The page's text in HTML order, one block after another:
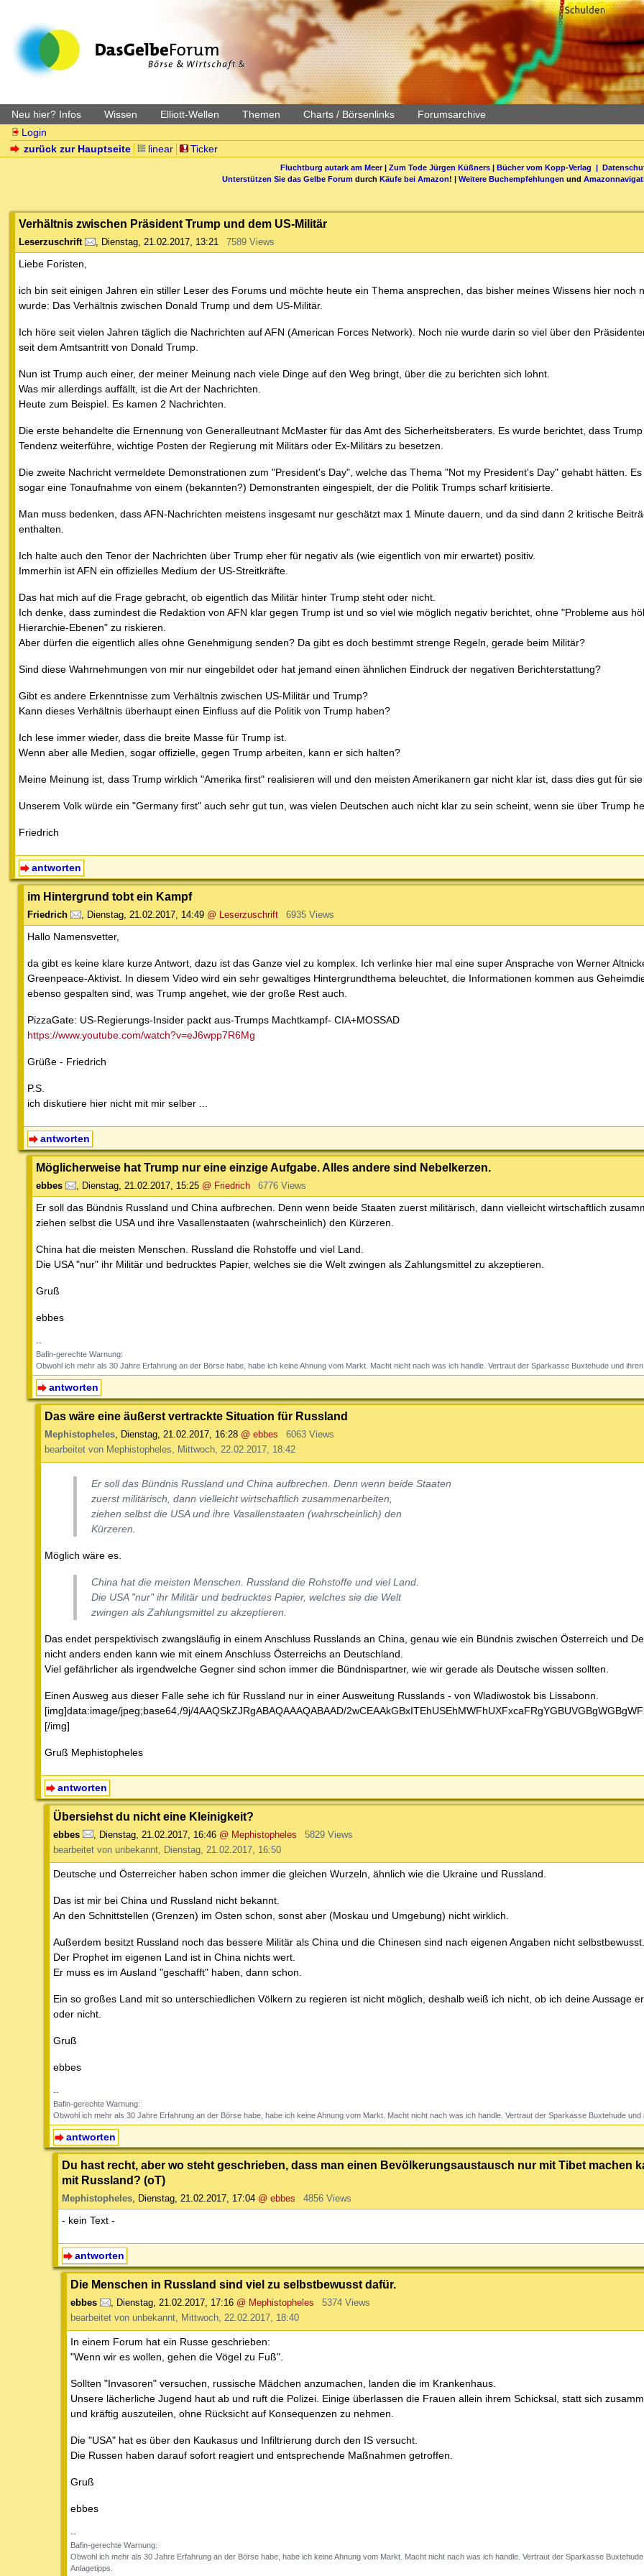
Neu hier? Infos Wissen Elliott-Wellen Themen Charts / Börsenlinks Forumsarchive
Login
zurück zur Hauptseite
linear Ticker
Fluchtburg autark am Meer| Zum Tode Jürgen Küßners| Bücher vom Kopp-Verlag |
Unterstützen Sie das Gelbe Forum durch Käufe bei Amazon! | Weitere Buchempfehlungen und
Verhältnis zwischen Präsident Trump und dem US-Militär
Leserzuschrift , Dienstag, 21.02.2017, 13:21 7589 Views
Liebe Foristen,
ich bin seit einigen Jahren ein stiller Leser des Forums und möchte heute ein Thema ansprechen, das bisher meines Wissens hier noch
wurde: Das Verhältnis zwischen Donald Trump und dem US-Militär.
Ich höre seit vielen Jahren täglich die Nachrichten auf AFN (American Forces Network). Noch nie wurde darin so viel über den
seit dem Amtsantritt von Donald Trump.
Nun ist Trump auch einer, der meiner Meinung nach viele Dinge auf den Weg bringt, über die zu berichten sich lohnt.
Was mir allerdings auffällt, ist die Art der Nachrichten.
Heute zum Beispiel. Es kamen 2 Nachrichten.
Die erste behandelte die Ernennung von Generalleutnant McMaster für das Amt des Sicherheitsberaters. Es wurde berichtet, dass
Tendenz weiterführe, wichtige Posten der Regierung mit Militärs oder Ex-Militärs zu besetzen.
Die zweite Nachricht vermeldete Demonstrationen zum "President's Day", welche das Thema "Not my President's Day" gehabt hätten.
sogar eine Tonaufnahme von einem (bekannten?) Demonstranten eingespielt, der die Politik Trumps scharf kritisierte.
Man muss bedenken, dass AFN-Nachrichten meistens insgesamt nur geschätzt max 1 Minute dauern, und da sind dann 2 kritische
enthalten.
Ich halte auch den Tenor der Nachrichten über Trump eher für negativ als (wie eigentlich von mir erwartet) positiv.
Immerhin ist AFN ein offizielles Medium der US-Streitkräfte.
Das hat mich auf die Frage gebracht, ob eigentlich das Militär hinter Trump steht oder nicht.
Ich denke, dass zumindest die Redaktion von AFN klar gegen Trump ist und so viel wie möglich negativ berichtet, ohne "Probleme aus
Hierarchie-Ebenen" zu riskieren.
Aber dürfen die eigentlich alles ohne Genehmigung senden? Da gibt es doch bestimmt strenge Regeln, gerade beim Militär?
Sind diese Wahrnehmungen von mir nur eingebildet oder hat jemand einen ähnlichen Eindruck der negativen Berichterstattung?
Gibt es andere Erkenntnisse zum Verhältnis zwischen US-Militär und Trump?
Kann dieses Verhältnis überhaupt einen Einfluss auf die Politik von Trump haben?
Ich lese immer wieder, dass die breite Masse für Trump ist.
Wenn aber alle Medien, sogar offizielle, gegen Trump arbeiten, kann er sich halten?
Meine Meinung ist, dass Trump wirklich "Amerika first" realisieren will und den meisten Amerikanern gar nicht klar ist, dass dies gut für sie
Unserem Volk würde ein "Germany first" auch sehr gut tun, was vielen Deutschen auch nicht klar zu sein scheint, wenn sie über Trump
Friedrich
antworten
im Hintergrund tobt ein Kampf
Friedrich , Dienstag, 21.02.2017, 14:49 @ Leserzuschrift 6935 Views
Hallo Namensvetter,
da gibt es keine klare kurze Antwort, dazu ist das Ganze viel zu komplex. Ich verlinke hier mal eine super Ansprache von Werner
Greenpeace-Aktivist. In diesem Video wird ein sehr gewaltiges Hintergrundthema beleuchtet, die Informationen kommen aus
ebenso gespalten sind, was Trump angehet, wie der große Rest auch.
PizzaGate: US-Regierungs-Insider packt aus-Trumps Machtkampf- CIA+MOSSAD
https://www.youtube.com/watch?v=eJ6wpp7R6Mg
Grüße - Friedrich
P.S.
ich diskutiere hier nicht mit mir selber ...
antworten
Möglicherweise hat Trump nur eine einzige Aufgabe. Alles andere sind Nebelkerzen.
ebbes , Dienstag, 21.02.2017, 15:25 @ Friedrich 6776 Views
Er soll das Bündnis Russland und China aufbrechen. Denn wenn beide Staaten zuerst militärisch, dann vielleicht wirtschaftlich
ziehen selbst die USA und ihre Vasallenstaaten (wahrscheinlich) den Kürzeren.
China hat die meisten Menschen. Russland die Rohstoffe und viel Land.
Die USA "nur" ihr Militär und bedrucktes Papier, welches sie die Welt zwingen als Zahlungsmittel zu akzeptieren.
Gruß
ebbes
--
Bafin-gerechte Warnung:
Obwohl ich mehr als 30 Jahre Erfahrung an der Börse habe, habe ich keine Ahnung vom Markt. Macht nicht nach was ich handle. Vertraut der Sparkasse Buxtehude und ihren
antworten
Das wäre eine äußerst vertrackte Situation für Russland
Mephistopheles Dienstag, 21.02.2017, 16:28 @ ebbes
6063 Views
bearbeitet von Mephistopheles, Mittwoch, 22.02.2017, 18:42
Er soll das Bündnis Russland und China aufbrechen. Denn wenn beide Staaten
zuerst militärisch, dann vielleicht wirtschaftlich zusammenarbeiten,
ziehen selbst die USA und ihre Vasallenstaaten (wahrscheinlich) den
Kürzeren.
Möglich wäre es.
China hat die meisten Menschen. Russland die Rohstoffe und viel Land.
Die USA "nur" ihr Militär und bedrucktes Papier, welches sie die Welt
zwingen als Zahlungsmittel zu akzeptieren.
Das endet perspektivisch zwangsläufig in einem Anschluss Russlands an China, genau wie ein Bündnis zwischen Österreich und
nicht anders enden kann wie mit einem Anschluss Österreichs an Deutschland.
Viel gefährlicher als irgendwelche Gegner sind schon immer die Bündnispartner, wie wir gerade als Deutsche wissen sollten.
Einen Ausweg aus dieser Falle sehe ich für Russland nur in einer Ausweitung Russlands - von Wladiwostok bis Lissabonn. [img]data:image/jpeg;base64,/9j/4AAQSkZJRgABAQAAAQABAAD/2wCEAAkGBxITEhUSEhMWFhUXFxcaFRgYGBUVGBgWGBgWFxgYFxgYHSggGBolGxUXITEhJSkrLi4uFx8zODMtNygtLisBCgoKDg0OGxAQGy0mICUuLS0tLS0tLTAtLS0tLS0tLS0rLS8tLS0tLS0tLS0tLS0tLy0tLS0tLS8tLS0tLS0tLf/AABEIAKABOwMBEQACEQEDEQH/xAAbAAEAAgMBAQAAAAAAAAAAAAAAAQMCBAUGB//EADsQAAEDAQYEBAYBAgUEAwAAAAEAAhEDBBIhMUFRBWFxkSKBobETMkLB0fBSFOEVI2KSonKCwvEGY7L/xAAaAQEAAgMBAAAAAAAAAAAAAAAAAwQBAgUG/8QAOBEAAgECBAIHBwMEAgMAAAAAAAECAxEEEiExQVEFE2FxgZHwIjKhscHR4RQVUgYjQvEzQ1Nyov/aAAwDAQACEQMRAD8A+4oAgCAIAgCAwq1WtEuIA3OCylfRBu25ybTx5owptvczgO2Z9FYhhpPfQglXittTl2jiVV+byBs3wj0x7qxGhCPC5BKtNmpClsiK7MZC06yne11ck6udr2diA4LTrqdrmyozvYlpB2G2BPsop4qK91XJaeFlL3nYs+GAPEfICSoo4mrJXUVYleGpRdpSdyynZb2WHUtPo38rT9XPhbyZKsDB8/NF3+Hf6v8Aj/dbfrJckZ/b4/yZP+HD+R7D8LT9VU7PI2WBp82a1qoBhADpJ0j1UtGvUnLLZfIgxGGp01e7KgFfS01Oe3yDui1qPLFtRv2K1/jYzBZna9u8wD/9Kr0sR1m1Npa7q23rTmTVKKgvfT7jOFasivciOQWjz8EvP8G6y8W/L8kXhrA81jPFaTsn3/6M5G9Y3a7jKFJZGlzFxjRQynKL1hpzuvinb4XJFCMlpLXlZ/S/0AeP/ajhjMPJuOZJrdNq6N5Yasleza5q5lCtKz1RA7rcQlkY1AhNGZ1LqNoez5XEdDh2yWsqcJbo2jUlHZnSs3HnDB7Q7mMD2yPoq8sL/Fk0cR/JHYslvp1PldjscD218lVlCUd0WIzjLY2VqbBAEAQBAEAQBAEAQBAQSgOTauMiblGHO3JwHTf9zW9lHWf5MRvN2h+Dm1bM95l75PSe2ULZYpR0hE3/AELl78il1hdoQe4Uixq4xIpdHy4SI/on8h1P9ll42PBGF0fPi0QbO4R4Q6TpLo/ehUFXEOa9lteuZNSwvV+8k+3f4GVWziJax0kZaflQqbb9r42+dmyeVKKV4p+G3ldFJszrt4jXvOpnnA/K3dSMpa+769cyNUpxhf8Ay+fryBDBDSHHLEOmDrG5Wrpzy57aevWpsqsFLJx7/XwJr0buIxaddtgreGxN3kl4FTFYbL7cRZ5vi6MftzWcbL2VHtNcDF9ZdHWJXOOwa1a2NAN0yfTupo0KkldIrzxVKOl9TnOfeMkyesroYejGmu05VetKo762CsFcFG7BalTq4C4GJ/qGhSbjBXa7f9nWo9EVZq8nYxFpGqUP6hw817cZLuV18PsKvRFWPutPxszJ1YRmuhV6Rw8aeZzsmrp9m1/Dlv2FSng6zlbLs7NevnsVsrNHPyhcah0zgcLTtF5nxajZvtd+PPXuXA6NXo/E15Xei4Ju6Xdb7GItBx2UEena051FBprVq6asuT00fLdPbiSvoylGMcyaeieu75rs8ufApe8nNeaxmLq4id6kr/L13nXoUIUo2grGKqInM21SMiulS6XxlJKMJ2S4WVvkVKmAw9R3lG753d/mZNru6q1S/qHGwnmm1Jcmlb4K5BPorDSjaKs+dyDV5D95KSf9QT/66cY/HzX1NY9Fx/znJ+uBmLUdgrFL+qa69+mn3Nr7kM+hKT92TXx+xm217hXqX9U0Wv7lNp9ln87Fap0HUT9iSffp9wbVspJ/1NhbWUZeXzV18Gax6FrXu2vP8M6/D/8A5CWwHkuHP5h56+fdS0+ksDX9ydnylp8dviaSwmKpe9G65rX15HpLLamVG3mEEe3IjRWFJPZ3NGmty5ZMBAEAQBAEAQBAU2q0tptvOMD1J2AW0YuTsjEpKKuzzlq4karrriWM2Gv/AFH9Hut6idGzt4/b14GKOWs7N6etzFtrY3Bsu5zPYlQwozmrxWhbliaVP2WyynbWnDEFYq0ZUleRmlioVNEbKjLAcFgAIDXtdpuQAMTMbYe6no0usla5XxNfqo3sc6q9zsz6A+hwVyWFpKN+RzY4urKVuZsmyuYA4El2GET1VXrVUdp+fL5l3qHSjenvy4P5GvVJk3s9Vcw0IqN0UMVObnaRnZqt0zE4JiaDqWa3RnC4hUm77MivVLjJ8hstqFBU1rua4jESqy7CohTSSkrMgTad0ZvqE4E/b2UUMPTg7xRLUxFSorSehhK3VSLeVPU0dOSWZrQotDzkMtV5zpqvjc0qdNWppXb7O/z0XA7HRtLDWU5P2r2S/H1KWDwk6rl4DCSlgZVqWlRu13/G+qild687dxdxNdLExpz1itbLn27fMwOH7uuK5yws4ulPVLdXW/DVI6GVVotTjpyduHcYlV6lSVSTnN3b4ksYqKyxVkFobBAEAQBAEAQBAZspk5BdLDdE4vEwVSlG8Xxul+SpWx9CjLLOWvczIUDEnBdKH9PuNB1cRLLlvdabJO1nfnYpy6VjKqqdJXvaz+6sTQpE44QpOhuiK0nGuprL2avbbVWXaadIY+nFSpOLv26Lv0dzfstQ0zeYbp5a9RkvXxwtKKajFK+9lbXmcB4io3du/fqel4bxVtTwu8L9tD0/Cq1aLh3FinVU+86KiJQgCAIAgCA1eIW5tJsnEn5Rv+BzW8IObsjSc1FXZ5W1Wh1R155x0jAAbBX4UsqtcpyqZncqDVsqcVwNXOT0uStzUmn8w216Kljl7F2W8G/bOzeG65x2ri8EBF5BcOAMgwdwsp2DSaszVoWMAkuAz8OZgfsKWdaUopXK1LDRhJyt3Fz7UwGC4T5n2Uai3sTyqRjuzn2pwJkA46kQD0V7BuSbi34evicvGqLtOK34lSvFAIDCrUDRJykDuQJx0xQGt/iVOR82Y0I9/wB9VHOTyvLuSQSzLNsbDLWwtJF6L3hn6REnPHHARzHNcypW/SvrKj04tvfu4vwVzoxhGvBwjvwVtvXboUVq05Lz3SPTc6k49VFW1s3fVPTXVeu86WE6NjTi87d9L+GphfOWn7sqVbpHEVI9TlSp3WkVa3lqizTwlKEusu3Lm2YSuW5Rl7z7rLb8eJcs1sRCicWja4hZyc2hcYLb2Yx4N+u4xq2JWuePFfT163M2YTKns/uL8xCzkd7PTvF+QCyox11RhtiFhQfIzcLDUb2Q14llOuRgu5gun6+GhGk0sq021t617Tm4joulWk53d2bTHBw917ajVp4qk012NcNVfTmmndP5PQ83UpzoTTT7n3fJp7r6GNGldJ2VLo7oz9FVqKLvCVmua3uvyWcZjf1NODa9pXuXLsHOCwzKO9wji0wyocfpdvyPPn+mjWoOPtLYt0qqloztKuThAEAQFFttTabS4+Q3Oy2hFydkaykoq7PJ2mu57i5xxPoNhyXShBQVkUJzcndlS3NQgCA27DQnxHLT8rn4urf2F4nTwND/ALH4HQVI6QQGLxgZ9M/RAzRpU3NcLoiRLhBIzwEnXPGfJbSlfTlsQQg4u60vuXVbUANCciAZjeTpks06bqOyM1qypRvLyNCtUvRhEYYbK9Rw0qbvm8jmV8TGol7JifPDLl0ViNKEXmS1K8qs5K0ncKQjCAICHugSocTXjQpSqy2WpJRpOrNQW7NSs8OyGK8T0tjMP0g4xoQfWX5avs0vf6HpMDh6uEUnVkstuei87D4RG091v+xYijC8rNp3stW1dXs3ony0MLpOlUlpdLm9k9bXtwBGx957KviMGorPSl7O17u6et01/JdvbqT0cRmeWa9rfsfanyIpNB+Y91L0XgqNWE5Yt2S2zO2/Hcjx2JqU3FUFdve2ofTEYEc1nHdG0Xh1PDVINRWtt2+e7d+S8jXDYur1rhWhJN7cl2bLzDWYZeLSduS36KweHq0JKcU6i4P+PYtPj9SDpXE4qlrQen17foY/EcBEkdIHoFdioxVkjx0+kcS4vNOWa+91tx07+OpDar/5HuVkghjcZJ6TbXrs9dw+O7+R7lDP7jibOWf14ox/qH/yd3KwRLpLE8Zv14E/Hf8Azd3KyP3DFcKjHx36vd/uKXM/uGJW9R+a/JH9Q/8Ak7uUua/uOLk9JszpvecnOnTxFSUqc6kssdyehicZVulUe2l329xsulsGJOR5rtSzUIxcVd6J+u/bvOu5Tcbbvwv2vUtbzVuN7amHa+hKyYCAID0HBOJXv8t58Q+U7jY81Qr0sjuti5Rq5tHudhVycIASgPJ8UtnxXz9Iwb038/wujQp5I67lGrUzPsNNTEQQBAEB0rC8FoGoz9Vx68XGo7ndws1KkrcNDZURYCAIDWtdoDQQD4tOXMqSnRlUemxBXrxpLV6nFrWRrnXiXA4YgxMEnGM8z3O666gkrI4cpuTuzH+hbAF58iYde8WMTj5BZsYuWWazhgIBcZM+Iz+790SsYbuXLICAprueIuAOGoyOms4a6aLGpkoa6u83RRxw+oY9MFUxtKNai4VHZaa9zuT4ao6dRSjq/SOvYOAVMC+AYxAh0HUYxMZSvPdHYahgn1iblJq2tklz53OrjMRPELJoo3v2v7F9s4U1jS4FxIGHhOpA2XXpYvrKsbxS3V+V+Xkjnyo5YOzb7OZybgggnE9+ysVcFTq0ZQm731vpvweltrLY0hiZwqKUVa2luzijCpQnl6yuf0h0HHGSjJycWlbZO/J8C3hek3h045b315WNvh/BDUbeLw3GIiT7rg1egoU5KMpvZX0X5+p0o9KOSuo/E37TwanSpveXOJa2RN2OQiJxOGeq6GCpxws88dXa2vIoY3EudJueiWunYeZmTlC3k7ts8JKaqVL2td+XruJa79yWpmFWzsuPhf8AH+2HCUE0p6r/AHbwSXd9zBCuEAQGTHQZW9Oo4O6LGGrujPMrePq/3Ny5k5sThyBC7HVNZatG19E+CaO9lTanTtrbucfW3kRXcXS1oWMRVlWTpU435vgK8JuDjHd6Xb0Xbprfw7TYblir8b5Vfcle5K2MBAEBLXEGRgRkeaw0mrMym07o9Zwy1/FYHajBw5/g5rmVIZJWL8J5lc21obnM4/abtO6M34eWv2HmpqEM0+4irSyxPNLolEIAgCAIDOm+DPMGN4nDsSqmKhma8vsXMLUyp9mvlv8AA6zYIkLmnZWuqNO02sg3RhGZzVvD4ZVI5pMoYnFypyyxRSLW+ZnXKBkppYSCg7bleONqOavsUOdLndT7qeh7iXYivX1m32sKUhCAIAgCAIDu8JsJZ43ZkRGwz75Lh4zFdb7K2XxL9Glk1e50mAA4a4zz/fuqJOZPzHX7IDA2Zl6/dF7fyjHfBb9bPLkvpyMZVe/EwdYqRJJpsJnO6PXdZjVqRVlJ+Zhwi9WimyMaHOpxBbiAJAIIGI8x5LapGTiqjd7/AD7RFq+VcDHi9hNSmWhx3jDGMYmP3Ba0nDN7expXpKrTcHxPPM4VSdlVczQ32ggHYkEDfspp4ScdteKtxXO25xn0Th3tKS77b+X1JPAnExTq0nHTEgntKhlRnFXaa8DWfRCbfVzWvZ+X8ip/ALQMmB3Rzf8AyhR2IJ9D4iPutPx/BRU4ZWGdJ46NLv8A8yliKXRlZvWFu6z+v27jVqU7vzAjqC33SxBPCSpu0oy77P8AN/M032ogkfDeYyLRM4kfb1SxXdNJ2zIx/rMiKbyDe0xEQIjnJ/2lLGOr7UdLhdpvAi65sQfEIwM8+S7PR2kGm+J3cHGSoLN227v93N4BdBJK5aZKyYCAIAgCA6HA7TcqgaOwPX6fXDzVfEwvG/InoStK3M9QqBcPM8frTVj+IA8zifcdlewsbRvzKeId5WOYVYlfgQxtxJWTAQBAEAWGk1ZmU2tUbthrgC6TGOE5LnYqlJTcraHVwVaORQb1MKtldeOxMz15LaniowpW4mlXBznVb4M1XtE4ExOGXqrMIynBOb8tCnUcYVGobdupGo03K1/uQvbX5+Zt/bna+ny8hKnjJtaqxBKKT0dyVsahAEAQF1ij4jJyvD3UGJv1MrciSl76PVxgV5w6RFRuozzQEt8QnQ/uKAhrc4OvVDJLf32QwaHE23S2qBJaccc26+/qreFanek3vt3kVXS01w+Ru064cARiDkq0ouLcXwJU7q6NPiFoY1rpAkyA04yTqRoNVPhqM6k1l07SOrUUY6nnAV6BpNWZzU7ao9Hwi2GoHTmI7R+QVwsZh1RatszoUarmtS7iNtFNs5uPyj79FHh8PKtKy24m1SooK5zeE29xqQ8zey5EDbyVzF4OMIZocNyGjXcnlkb1SyU3Ymmxw2LWkc8YXMLMoxlpJXPN2ygwj5GtcCZDQ5sREA4wZx0XXpYKk3fdWVtd+Zy6lKl/443/APVEUqMyWjJv/GR+VdfVwlHhwQUW1pwClMBAEAQBAEABIxGeiw1dWMp2dz2tCpea1w1APcSuS1bQ6SdzyFsfeqPO7j2nD0XTpK0Ec+o7zZSpDQIAgCAIAgCAmm8tywUVShCas0TU686bumWVql4DDETMeUeSq0YqjUak+7tLVebr04uK7+z8EMoOIkbxr+FJUxcY6R1I6WDnNXehNSyvAPhkciPRP1dNrW5l4GqnpYqVtFIIAgCAss9W64O2PL7qGvTdSm4I3pzUZJs9PSeCARDpx9OfRedlFp2Z007q6Jc7kfPLKYj+ywZM2iJE8/z6+6GCWOw7/vVYMk08kMEOYHSDiMjznNZTtqgc80azf8undDcYJOMHGFbjUoy9urdvktiJxmtIaI4debzpN4yQTvGC7VKzgmlZW2KE/efErUhqbfCrRcqA6HA+f91VxlLrKTtutSWhPLMy4w6ariMsAD0EH1WuB0opetTbEe+aStsgR1LFxEsaxrh4DOOuenTBcuvhOsnNxeumnei5CtljG+xRxWs1zhd0EE7476qfAU5wg83HYjxEoyloalB0S2cD7SD6H7KetHNtutfXeaU3bfZ6CoyO376ytqNTPC73NakcsrGKlNAgCAIAgCA9Fwq2gUmg5ifcx6LmVlabL9J3gjzsrpR2RRe4WTAQBAEAQBAEAQCFrLKleXAzFNu0eJ1qDYaAdBiuLJpttHoaaagk+RlyWpuUVbIHScQT27dVNTr1IaJ6FerhadS7a15nOXXjJSSa4nDlFxbT4BZMBAEBt2PiDqeAgjSdOnLkqlfBwqu+z+ZNTrygrGdbitRwjAdB+ZWsOj6MXrd+uyxl4mb2Nzh/EXPIa4ZCZ1OUyOnsqWLwkaSzRe72J6NZzdmdVhxwHmf3n6KgWSTIxWDAaTJy/fuhk0eJ24MbH1nIbcyreFwzqyu9lv8AYhq1VBdp51d85wQBAZGoSA2cBMcpz9lqoRUnJbv6GXJtWMVsYOjRoNLHESWwerH6dWnDHuuZUrThUV91/wDUfuv9FuEFKLtt8malmsznmGjqdB17K7WxEKSvIgp03PY2OJ2P4dy6JOJnGTB26Knha7qubm9OXAmq01FJRWpq1XuPzTgAMdBoFcpqnHSHG7+5BPM9ZcCtTGgQBAEAQBAQbQRgq9SF5E8JWiTGinjsiF7hZMBAEAQBAEAQEQsWT1F2WUD4m6YqHFJuk7FjCNKqrnVI7rkHdM1kEELAKalladI5jNSQqSh7rIqlCFRWkjTtNluiQZHPPHBXaGKcnlkc7EYPIs0Hoa6ulAICq0F8C4BM4ztB+8IwikVK38G9+nPqsamdC+x260U3XgxmRkT998Aq2Ko9bC3FaktGahI9FRtrwMWsO3iIw0+nHquL1Xadh0e0sqW8xiyMsnTqNwFjqma9SyHcQDWkhj98bm3JyzGi20jWdOUU2eeqVS4kumTnh+F6KEFCKjHZHGk3J3ZjfH6CtjAvjcd0BkEAQBAbXD7X8N2IlpwcOSq4rD9bHTdbEtKpkeuxdQc+m4vpNlpBj6hd0mDgVXmqdSChVlaS9eRKs0ZNwWjMX28PeXPaPlAAzjESROua3/SShTUab435cHb12mOuTleS9XNGmYw7fbTqrThff143IVI6FB1N9+8037pIjLAcojJUK3XUIpxlon4/HcswyVHZrU1bVZ7mRkZaSOqsUcS5aNa9htiMIqesXp28DXDt1YjNr3tPXHtKsor/AB19fIyUhGEAQEGzk4hV6k0pE0I3RfbGRUeNnO7SY9FJSd4I0qK02UqQ0CAIAgCAIAgCAIDpWOrebBOI79Vx69Lq524cDu4at1sLvfiXt3UJYJCyCUBocRq4humZ57eyuYOmm874HOx9VpKC4mmuicsIAgCALEpKKuzMYuTSXE7DGwADoMVwz0i21BG6wDEiQ4HLHsibRi19Gcmk0nAZn9x5Ls1KqpxuzgUqTqSUYkAqRO6uRtWdiVkwQWjYICLg27YeyAXevcoBd5n0/CAkA6H98lhq+4uTedv7/ladVC97LyN+slzMhQqOLYAHMzF3WIGfuq0q9OnFqnuW6eGnUks+isTXp3SWzPlCkp1esg5SS0I61HqqijFvUio0gkE8jzGYPsUpxhVprs5aWYqudKpJc+et0YQrFtLFa/ENEYLCSikjLbk2yVsahAej4TYwaTSczPuY9FzKzvNl+krQRzuP0Yqz/IA+YwPsO6tYaV425FfEK0rnNVkgCAIAgEoBKASgEoBKAA6hYlFSVmZjJxd4vU61F8tB1gHuFw2rOx6KLvFMzCwbBzgMSYWUr7GG0ldnLtVS84kZZDy/vK6uFg4Q14nFxlRTqabLQqVgqhAEAQBayjmi0+JtGTjJSXA69N15oO64slZ2Z6GMlKKkuJMR+ytTY0be8zd0ieuefZXsHTi7ye5zcdVlFqC2FF12k47mB7fkrFZdZXy933M0JdVhnLv+xqronLCAIAgCAICWtJMDMrWc1COZm9Om5yyxN2jYcZdB5aea51bFOaypWR1KGCUJZpO5lU4e0uL5cCTjBgHANxwxwGqql2xFPhrA5rpcS3KTO+/X0Czdow4J6sw4hSxveR+xVvB1bPI+JQx9G66xcNDTXROWYrXVuzRtoldMkhZlFSVmYTad0SBOAz0RtJXCV3Y9rQp3WtaNAB2ELlN31OklY5/H7Nep3hmzH/t1+x8lLQnln3kVaOaJ5pdEohAEAQHobPe8ADBdus+icCBJvd1yZN5jqxjHJd7mfEA8H/LYD4SWwwEOfIhrjHgbGvPPDEaFH9ZU1sv0kmASQQ0m58uLgQBsb2BwhAQLZUJA/poHhk3XT89IOzZlD3n/ALDlmFwbFB/xKLnOpXHQ7Atg5YHELK3MPY82uqc46tk+RvQewXEqe++9noaP/HHuXyLHLQkOfb6gLoGmfUroYKOjkcrpCaclFcDWV454QBAEAQBAb9gfIu7exXKxVPLO/M7OCqZ6eXkbFWoGiT+8lBGLk7ItTmoRzM5BOq7NOChFRR5+pNzk5MLOSN81tTGeWXLfQLY1CAIAgCAIC6x/O3z9iquM/wCPxLmB/wCXwOoVyzskNeDkQehlZCaexkgNa3PAYRqcApaEXKord5XxU1Gk78dDmrsHCCAIDocDs1+oDo3E9fp9cfJV8TO0bcyehG8r8j1CoFwghAeT4pY/hPj6Ti3pt5fhdGjUzx13KNWnlfYaimIggCA7tIWm/Sun/JuMvfJ/HHPxLz1VYn9UsrXV8ed9fwdmn1PUu/vcPh+TZtzKpq0iybkOvwRE36V2QXDC78Tfp
Gruß Mephistopheles
antworten
Übersiehst du nicht eine Kleinigkeit?
ebbes Dienstag, 21.02.2017, 16:46 @ Mephistopheles
5829 Views
bearbeitet von unbekannt, Dienstag, 21.02.2017, 16:50
Deutsche und Österreicher haben schon immer die gleichen Wurzeln, ähnlich wie die Ukraine und Russland.
Das ist mir bei China und Russland nicht bekannt.
An den Schnittstellen (Grenzen) im Osten schon, sonst aber (Moskau und Umgebung) nicht wirklich.
Außerdem besitzt Russland noch das bessere Militär als China und die Chinesen sind nach eigenen Angaben nicht selbstbewusst.
Der Prophet im eigenen Land ist in China nichts wert.
Er muss es im Ausland "geschafft" haben, dann schon.
Ein so großes Land mit so unterschiedlichen Völkern zu regieren ist nicht möglich, deshalb weiß ich nicht, ob ich deine Aussage
oder nicht.
Gruß
ebbes
--
Bafin-gerechte Warnung:
Obwohl ich mehr als 30 Jahre Erfahrung an der Börse habe, habe ich keine Ahnung vom Markt. Macht nicht nach was ich handle. Vertraut der Sparkasse Buxtehude und
antworten
Du hast recht, aber wo steht geschrieben, dass man einen Bevölkerungsaustausch nur mit Tibet machen
mit Russland? (oT)
Mephistopheles, Dienstag, 21.02.2017, 17:04 @ ebbes 4856 Views
- kein Text -
antworten
Die Menschen in Russland sind viel zu selbstbewusst dafür.
ebbes , Dienstag, 21.02.2017, 17:16 @ Mephistopheles
5374 Views
bearbeitet von unbekannt, Mittwoch, 22.02.2017, 18:40
In einem Forum hat ein Russe geschrieben:
"Wenn wir es wollen, gehen die Vögel zu Fuß".
Sollten "Invasoren" versuchen, russische Mädchen anzumachen, landen die im Krankenhaus.
Unsere lächerliche Jugend haut ab und ruft die Polizei. Einige überlassen die Frauen allein ihrem Schicksal, statt sich
und kräftig auszuteilen, ohne Rücksicht auf Konsequenzen zu nehmen.
Die "USA" hat es über den Kaukasus und Infiltrierung durch den IS versucht.
Die Russen haben darauf sofort reagiert und entsprechende Maßnahmen getroffen.
Gruß
ebbes
--
Bafin-gerechte Warnung:
Obwohl ich mehr als 30 Jahre Erfahrung an der Börse habe, habe ich keine Ahnung vom Markt. Macht nicht nach was ich handle. Vertraut der Sparkasse
Anlagetipps.